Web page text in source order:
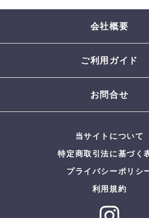
会社概要
ご利用ガイド
お支払いについて
返品・交換について
よくある質問
お問合せ
当サイトについて
特定商取引法に基づく
プライバシーポリシ
利用規約